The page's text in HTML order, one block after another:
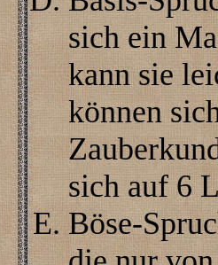
sich ein
kann sie
können
sich auf 6
Böse-